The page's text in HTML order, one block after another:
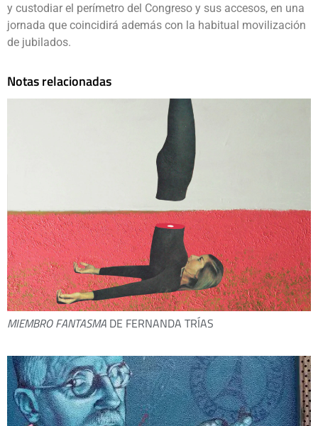
y custodiar el perímetro del Congreso y sus accesos, en una
jornada que coincidirá además con la habitual movilización
de jubilados.
Notas relacionadas
MIEMBRO FANTASMA DE FERNANDA TRÍAS